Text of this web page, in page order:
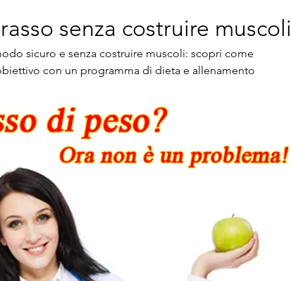
senza costruire muscoli
sicuro e senza costruire muscoli: scopri come
con un programma di dieta e allenamento